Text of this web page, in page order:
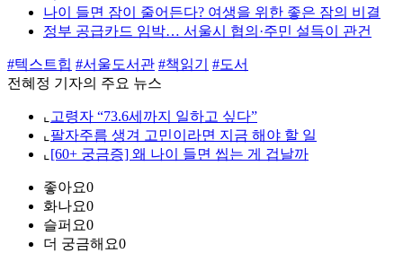
나이 들면 잠이 줄어든다? 여생을 위한 좋은 잠의 비결
정부 공급카드 임박… 서울시 협의·주민 설득이 관건
#텍스트힙 #서울도서관 #책읽기
#도서
전혜정 기자의 주요 뉴스
⌞ 고령자 “73.6세까지 일하고 싶다”
⌞ 팔자주름 생겨 고민이라면 지금 해야 할 일
⌞ [60+ 궁금증] 왜 나이 들면 씹는 게 겁날까
좋아요0
화나요0
슬퍼요0
더 궁금해요0